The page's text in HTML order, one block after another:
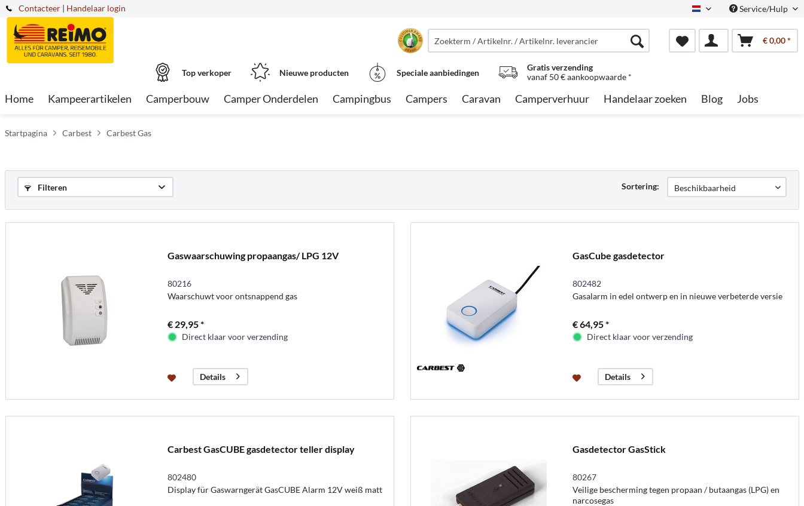
Contacteer Dutch Service/Hulp
| Handelaar login
€ 0,00 *
Top verkoper Nieuwe producten Speciale aanbiedingen
Gratis verzending
vanaf 50 € aankoopwaarde *
Home Kampeerartikelen Camperbouw Camper Onderdelen Campingbus Campers Caravan Camperverhuur Handelaar zoeken Blog Jobs
Startpagina Carbest Carbest Gas
Filteren Sortering:
Gaswaarschuwing propaangas/ LPG 12V
80216
Waarschuwt voor ontsnappend gas
€ 29,95 *
Direct klaar voor verzending
Details
GasCube gasdetector
802482
Gasalarm in edel ontwerp en in nieuwe verbeterde versie
€ 64,95 *
Direct klaar voor verzending
Details
Carbest GasCUBE gasdetector teller display
802480
Display für Gaswarngerät GasCUBE Alarm 12V weiß matt
Gasdetector GasStick
80267
Veilige bescherming tegen propaan / butaangas (LPG) en
narcosegas